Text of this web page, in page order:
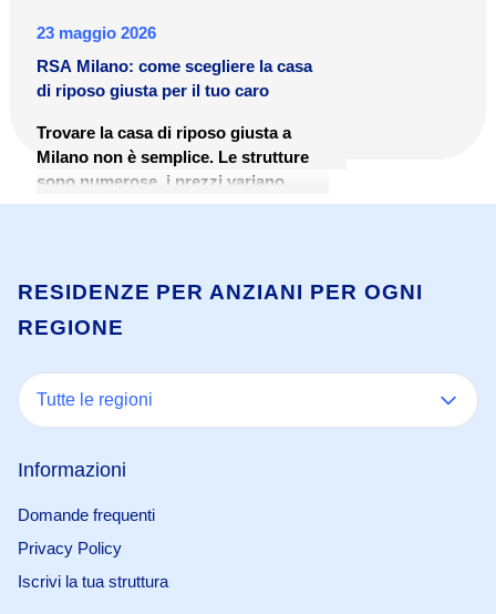
23 maggio 2026
RSA Milano: come scegliere la casa
di riposo giusta per il tuo caro
Trovare la casa di riposo giusta a
Milano non è semplice. Le strutture
sono numerose, i prezzi variano
molto e il percorso burocratico per
RSA di Milano: cosa sono, quanto
costano, come si accede e quali
RESIDENZE PER ANZIANI PER OGNI
REGIONE
Tutte le regioni
Informazioni
Domande frequenti
Privacy Policy
Iscrivi la tua struttura